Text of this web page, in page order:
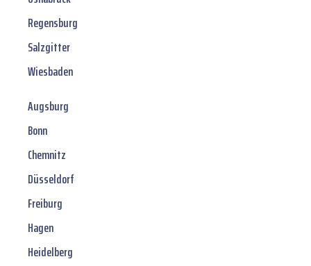
Regensburg
Salzgitter
Wiesbaden
Augsburg
Bonn
Chemnitz
Düsseldorf
Freiburg
Hagen
Heidelberg